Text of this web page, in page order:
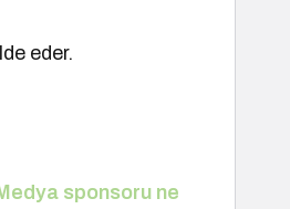
eder.
sponsoru ne